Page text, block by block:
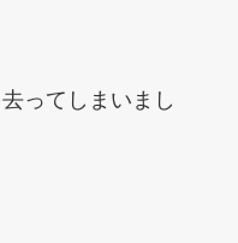
ってしまいまし